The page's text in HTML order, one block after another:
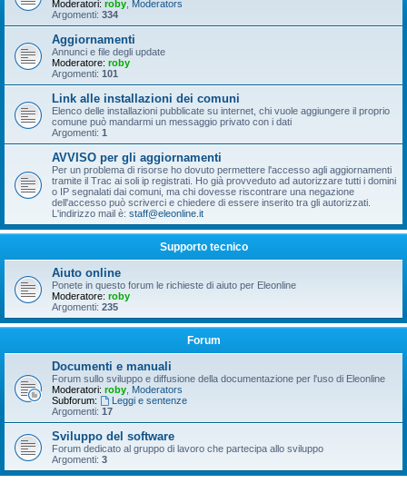
Moderatori: roby Moderators
Argomenti: 334
Aggiornamenti
Annunci e file degli update
Moderatore: roby
Argomenti: 101
Link alle installazioni dei comuni
Elenco delle installazioni pubblicate su internet, chi vuole aggiungere il proprio
comune può mandarmi un messaggio privato con i dati
Argomenti: 1
AVVISO per gli aggiornamenti
Per un problema di risorse ho dovuto permettere l'accesso agli aggiornamenti
tramite il Trac ai soli ip registrati. Ho già provveduto ad autorizzare tutti i domini
o IP segnalati dai comuni, ma chi dovesse riscontrare una negazione
dell'accesso può scriverci e chiedere di essere inserito tra gli autorizzati.
L'indirizzo mail è: staff@eleonline.it
Supporto tecnico
Aiuto online
Ponete in questo forum le richieste di aiuto per Eleonline
Moderatore: roby
Argomenti: 235
Forum
Documenti e manuali
Forum sullo sviluppo e diffusione della documentazione per l'uso di Eleonline
Moderatori: roby Moderators
Subforum:
Leggi e sentenze
Argomenti: 17
Sviluppo del software
Forum dedicato al gruppo di lavoro che partecipa allo sviluppo
Argomenti: 3